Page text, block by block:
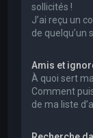
sollicités !
J’ai reçu un
de quelqu’un
Amis et
À quoi sert
Comment
de ma liste